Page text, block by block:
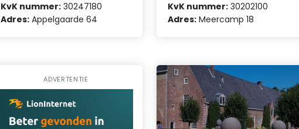
KvK nummer: 30247180
Adres: Appelgaarde 64
KvK nummer: 30202100
Adres: Meercamp 18
ADVERTENTIE